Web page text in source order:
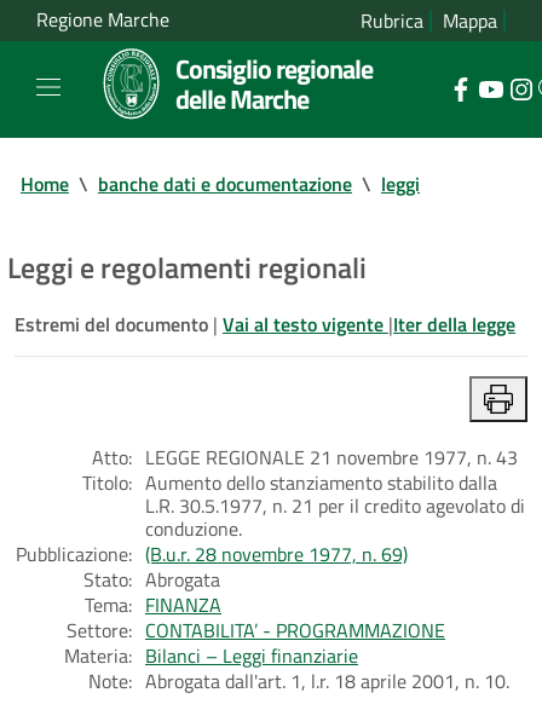
Regione Marche Rubrica Mappa
Consiglio regionale
delle Marche
Home \ banche dati e documentazione \ leggi
Leggi e regolamenti regionali
Estremi del documento | Vai al testo vigente |Iter della legge
Atto: LEGGE REGIONALE 21 novembre 1977, n. 43
Titolo: Aumento dello stanziamento stabilito dalla
L.R. 30.5.1977, n. 21 per il credito agevolato di
conduzione.
Pubblicazione: (B.u.r. 28 novembre 1977, n. 69)
Stato: Abrogata
Tema: FINANZA
Settore: CONTABILITA’ - PROGRAMMAZIONE
Materia: Bilanci – Leggi finanziarie
Note: Abrogata dall'art. 1, l.r. 18 aprile 2001, n. 10.